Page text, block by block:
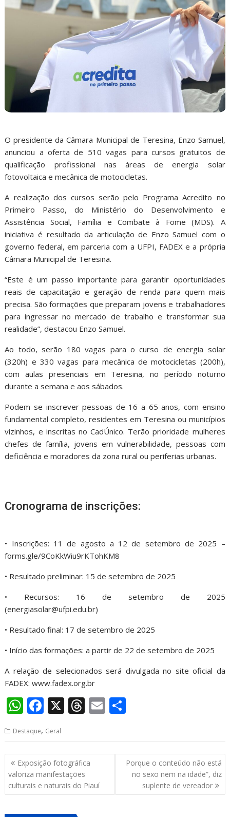
O presidente da Câmara Municipal de Teresina, Enzo Samuel,
anunciou a oferta de 510 vagas para cursos gratuitos de
qualificação profissional nas áreas de energia solar
fotovoltaica e mecânica de motocicletas.
A realização dos cursos serão pelo Programa Acredito no
Primeiro Passo, do Ministério do Desenvolvimento e
Assistência Social, Família e Combate à Fome (MDS). A
iniciativa é resultado da articulação de Enzo Samuel com o
governo federal, em parceria com a UFPI, FADEX e a própria
Câmara Municipal de Teresina.
“Este é um passo importante para garantir oportunidades
reais de capacitação e geração de renda para quem mais
precisa. São formações que preparam jovens e trabalhadores
para ingressar no mercado de trabalho e transformar sua
realidade”, destacou Enzo Samuel.
Ao todo, serão 180 vagas para o curso de energia solar
(320h) e 330 vagas para mecânica de motocicletas (200h),
com aulas presenciais em Teresina, no período noturno
durante a semana e aos sábados.
Podem se inscrever pessoas de 16 a 65 anos, com ensino
fundamental completo, residentes em Teresina ou municípios
vizinhos, e inscritas no CadÚnico. Terão prioridade mulheres
chefes de família, jovens em vulnerabilidade, pessoas com
deficiência e moradores da zona rural ou periferias urbanas.
Cronograma de inscrições:
• Inscrições: 11 de agosto a 12 de setembro de 2025 –
forms.gle/9CoKkWiu9rKTohKM8
• Resultado preliminar: 15 de setembro de 2025
• Recursos: 16 de setembro de 2025
(energiasolar@ufpi.edu.br)
• Resultado final: 17 de setembro de 2025
• Início das formações: a partir de 22 de setembro de 2025
A relação de selecionados será divulgada no site oficial da
FADEX: www.fadex.org.br
W
at
s
A
p
F
e
b
o
o
X T
re
a
d
s
E
ai
l
ar
e
Destaque, Geral
Navegação
de
Post
Exposição fotográfica
valoriza manifestações
culturais e naturais do Piauí
Porque o conteúdo não está
no sexo nem na idade”, diz
suplente de vereador